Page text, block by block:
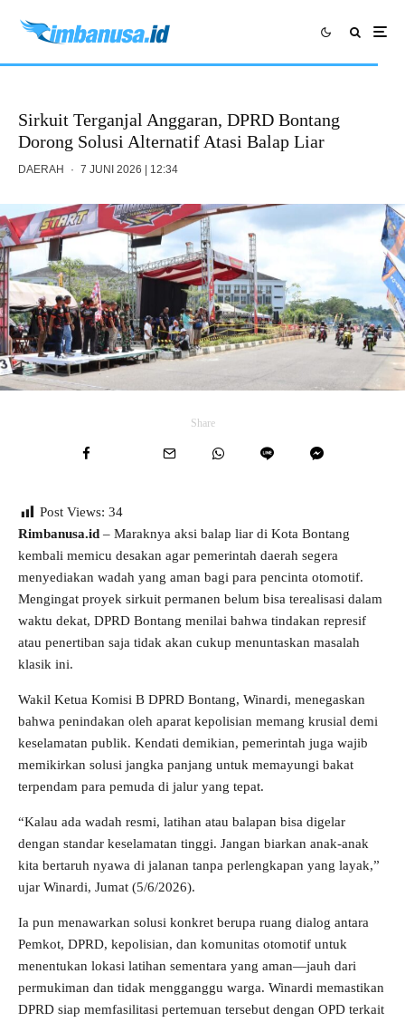
Sirkuit Terganjal Anggaran, DPRD Bontang
Dorong Solusi Alternatif Atasi Balap Liar
DAERAH · 7 JUNI 2026 | 12:34
Share
Post Views: 34
Rimbanusa.id – Maraknya aksi balap liar di Kota Bontang
kembali memicu desakan agar pemerintah daerah segera
menyediakan wadah yang aman bagi para pencinta otomotif.
Mengingat proyek sirkuit permanen belum bisa terealisasi dalam
waktu dekat, DPRD Bontang menilai bahwa tindakan represif
atau penertiban saja tidak akan cukup menuntaskan masalah
klasik ini.
Wakil Ketua Komisi B DPRD Bontang, Winardi, menegaskan
bahwa penindakan oleh aparat kepolisian memang krusial demi
keselamatan publik. Kendati demikian, pemerintah juga wajib
memikirkan solusi jangka panjang untuk memayungi bakat
terpendam para pemuda di jalur yang tepat.
“Kalau ada wadah resmi, latihan atau balapan bisa digelar
dengan standar keselamatan tinggi. Jangan biarkan anak-anak
kita bertaruh nyawa di jalanan tanpa perlengkapan yang layak,”
ujar Winardi, Jumat (5/6/2026).
Ia pun menawarkan solusi konkret berupa ruang dialog antara
Pemkot, DPRD, kepolisian, dan komunitas otomotif untuk
menentukan lokasi latihan sementara yang aman—jauh dari
permukiman dan tidak mengganggu warga. Winardi memastikan
DPRD siap memfasilitasi pertemuan tersebut dengan OPD terkait